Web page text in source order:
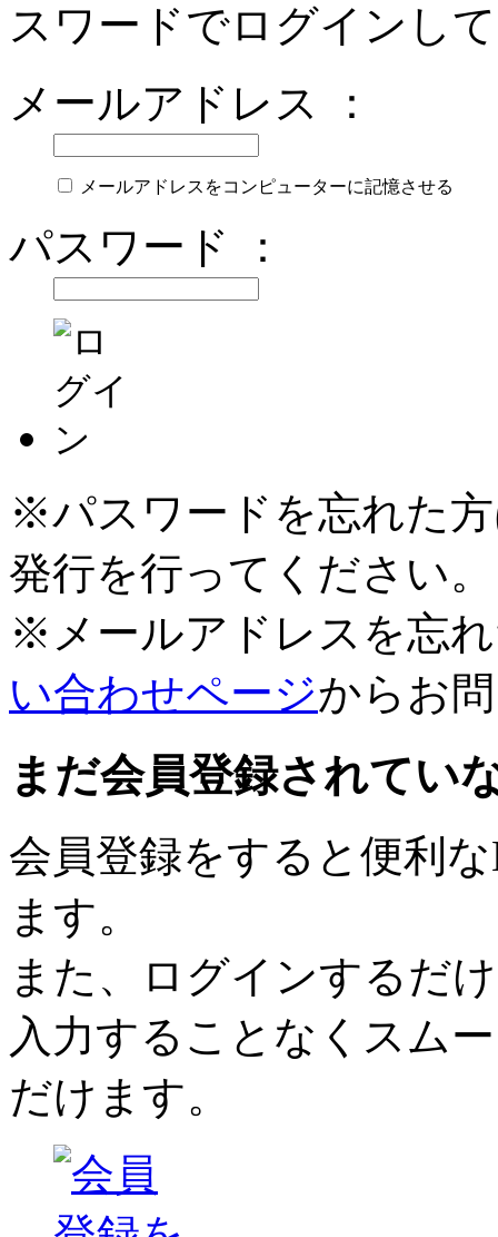
スワードでログインし
メールアドレス ：
メールアドレスをコンピューターに記憶させる
パスワード ：
※パスワードを忘れた
発行を行ってください。
※メールアドレスを忘
い合わせページからお
まだ会員登録されてい
会員登録をすると便利
ます。
また、ログインするだ
入力することなくスム
だけます。